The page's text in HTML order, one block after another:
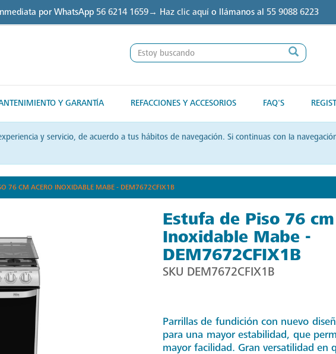
por WhatsApp 56 6214 1659→ Haz clic aquío llámanos al 55 9088 6223
Y GARANTÍA REFACCIONES Y ACCESORIOS FAQ'S
y servicio, de acuerdo a tus hábitos de navegación. Si continuas con la
76 CM ACERO INOXIDABLE MABE - DEM7672CFIX1B
Estufa de Piso 76
Inoxidable Mabe -
DEM7672CFIX1B
SKU DEM7672CFIX1B
Parrillas de fundición con nuevo
para una mayor estabilidad, que
mayor facilidad. Gran versatilidad en